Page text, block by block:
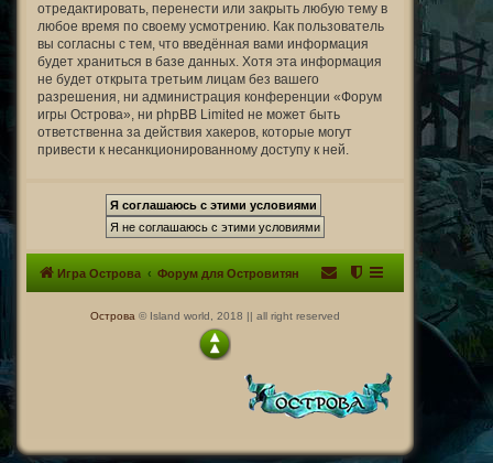
отредактировать, перенести или закрыть любую тему в
любое время по своему усмотрению. Как пользователь
вы согласны с тем, что введённая вами информация
будет храниться в базе данных. Хотя эта информация
не будет открыта третьим лицам без вашего
разрешения, ни администрация конференции «Форум
игры Острова», ни phpBB Limited не может быть
ответственна за действия хакеров, которые могут
привести к несанкционированному доступу к ней.
Игра Острова Форум для Островитян
Острова © Island world, 2018 || all right reserved